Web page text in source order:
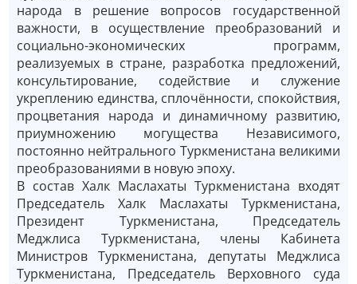
народа в решение вопросов государственной
важности, в осуществление преобразований и
социально-экономических программ,
реализуемых в стране, разработка предложений,
консультирование, содействие и служение
укреплению единства, сплочённости, спокойствия,
процветания народа и динамичному развитию,
приумножению могущества Независимого,
постоянно нейтрального Туркменистана великими
преобразованиями в новую эпоху.
В состав Халк Маслахаты Туркменистана входят
Председатель Халк Маслахаты Туркменистана,
Президент Туркменистана, Председатель
Меджлиса Туркменистана, члены Кабинета
Министров Туркменистана, депутаты Меджлиса
Туркменистана, Председатель Верховного суда